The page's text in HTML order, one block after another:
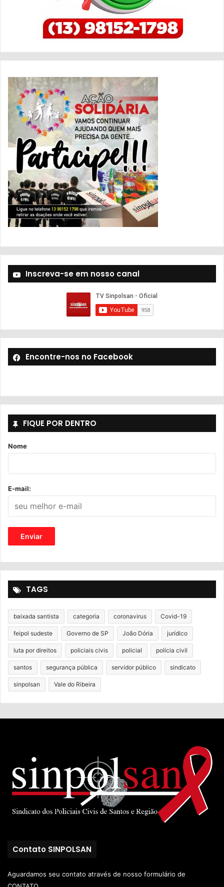
Inscreva-se em nosso canal
Encontre-nos no Facebook
FIQUE POR DENTRO
Nome
E-mail:
TAGS
baixada santista categoria coronavirus Covid-19
feipol sudeste Governo de SP João Dória jurídico
luta por direitos policiais civis policial polícia civil
santos segurança pública servidor público sindicato
sinpolsan Vale do Ribeira
Contato SINPOLSAN
Aguardamos seu contato através de nosso formulário de